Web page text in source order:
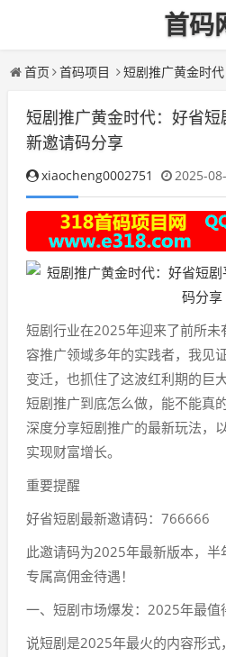
首码
首页 首码项目 短剧推广黄金时代：好
短剧推广黄金时代：好省
新邀请码分享
xiaocheng0002751 2025-
短剧行业在2025年迎来了前所未
容推广领域多年的实践者，我见
变迁，也抓住了这波红利期的巨
短剧推广到底怎么做，能不能真
深度分享短剧推广的最新玩法，
实现财富增长。
重要提醒
好省短剧最新邀请码：766666
此邀请码为2025年最新版本，
专属高佣金待遇！
一、短剧市场爆发：2025年最值
说短剧是2025年最火的内容形式